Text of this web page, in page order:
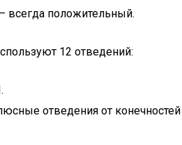
всегда положительный.
12 отведений:
отведения от конечностей